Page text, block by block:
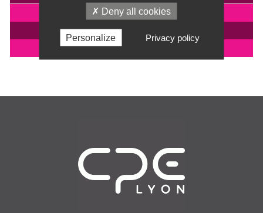
IMPRIMER
INSCRIPTION
EN SAVOIR +
Deny all cookies
Personalize Privacy policy